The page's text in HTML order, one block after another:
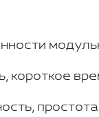
короткое